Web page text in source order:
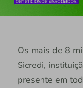
Os mais de 8
Sicredi,
presente em